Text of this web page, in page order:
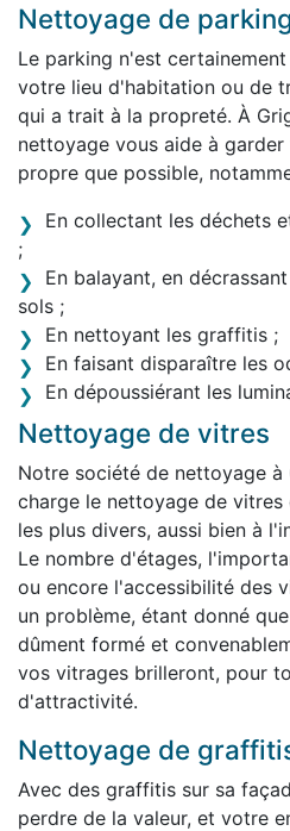
Nettoyage de
Le parking n'est
votre lieu d'habitation ou de
qui a trait à la propreté. À
nettoyage vous aide à
propre que possible,
En collectant les déchets
;
En balayant, en
sols ;
En nettoyant les graffitis ;
En faisant disparaître les
En dépoussiérant les
Nettoyage de vitres
Notre société de nettoyage à
charge le nettoyage de
les plus divers, aussi bien à
Le nombre d'étages,
ou encore l'accessibilité des
un problème, étant donné
dûment formé et
vos vitrages brilleront, pour
d'attractivité.
Nettoyage de
Avec des graffitis sur sa
perdre de la valeur, et votre